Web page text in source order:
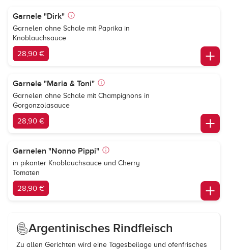
Garnele "Dirk"
Garnelen ohne Schale mit Paprika in
Knoblauchsauce
28,90 €
Garnele "Maria & Toni"
Garnelen ohne Schale mit Champignons in
Gorgonzolasauce
28,90 €
Garnelen "Nonno Pippi"
in pikanter Knoblauchsauce und Cherry
Tomaten
28,90 €
Argentinisches Rindfleisch
Zu allen Gerichten wird eine Tagesbeilage und ofenfrisches